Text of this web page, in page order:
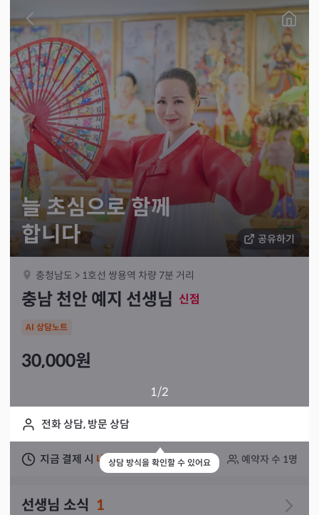
공유하기
늘 초심으로 함께
합니다
충청남도 > 1호선 쌍용역 차량 7분 거리
충남 천안 예지 선생님 신점
AI 상담노트
30,000원
1/2
전화 상담, 방문 상담
상담 방식을 확인할 수 있어요
지금 결제 시 내일상담 가능 예약자 수 1명
선생님 소식 1